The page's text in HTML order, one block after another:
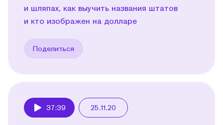
и шляпах, как выучить названия штатов
и кто изображен на долларе
Поделиться
37:39 25.11.20